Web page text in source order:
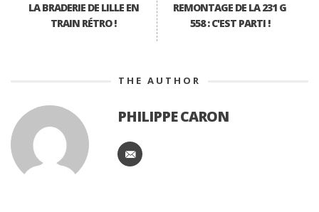
LA BRADERIE DE LILLE EN
TRAIN RÉTRO !
REMONTAGE DE LA 231 G
558 : C'EST PARTI !
THE AUTHOR
PHILIPPE CARON